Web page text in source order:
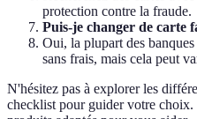
protection contre la fraude.
Puis-je changer de carte
Oui, la plupart des
sans frais, mais cela peut
N'hésitez pas à explorer les
checklist pour guider votre